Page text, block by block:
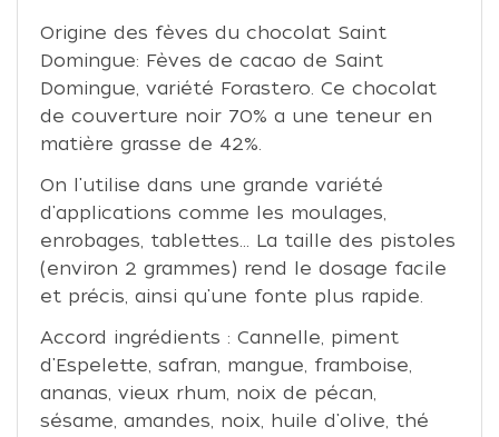
Origine des fèves du chocolat Saint
Domingue: Fèves de cacao de Saint
Domingue, variété Forastero. Ce chocolat
de couverture noir 70% a une teneur en
matière grasse de 42%.
On l'utilise dans une grande variété
d'applications comme les moulages,
enrobages, tablettes... La taille des pistoles
(environ 2 grammes) rend le dosage facile
et précis, ainsi qu'une fonte plus rapide.
Accord ingrédients : Cannelle, piment
d'Espelette, safran, mangue, framboise,
ananas, vieux rhum, noix de pécan,
sésame, amandes, noix, huile d'olive, thé